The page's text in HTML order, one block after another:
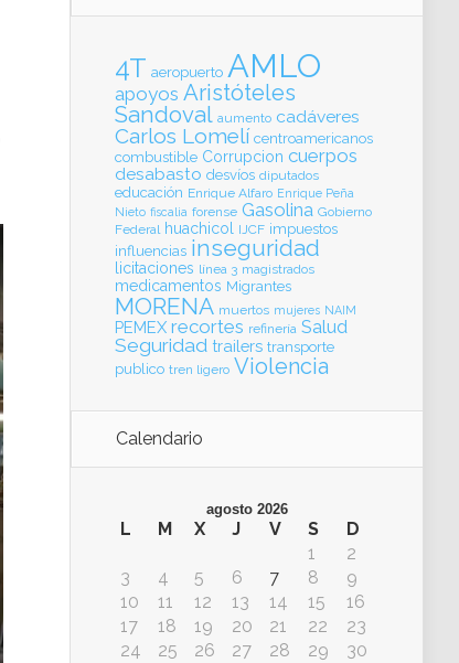
4T aeropuerto AMLO
apoyos Aristóteles
Sandoval aumento cadáveres
Carlos Lomelí centroamericanos
combustible Corrupcion cuerpos
desabasto desvíos diputados
educación Enrique Alfaro Enrique Peña
Nieto fiscalia forense Gasolina Gobierno
Federal huachicol IJCF impuestos
influencias inseguridad
licitaciones línea 3 magistrados
medicamentos Migrantes
MORENA muertos mujeres NAIM
PEMEX recortes refinería Salud
Seguridad trailers transporte
publico tren ligero Violencia
Calendario
agosto 2026
L M X J V S
D
1
2
3
4 5 6 7 8
9
10
11 12 13 14 15
16
17
18 19 20 21 22
23
24
25 26 27 28 29
30